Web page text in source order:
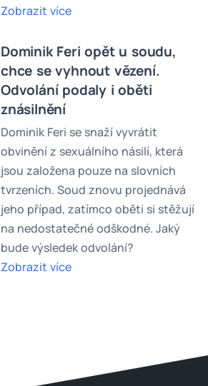
Zobrazit více
Dominik Feri opět u soudu,
chce se vyhnout vězení.
Odvolání podaly i oběti
znásilnění
Dominik Feri se snaží vyvrátit
obvinění z sexuálního násilí, která
jsou založena pouze na slovních
tvrzeních. Soud znovu projednává
jeho případ, zatímco oběti si stěžují
na nedostatečné odškodné. Jaký
bude výsledek odvolání?
Zobrazit více